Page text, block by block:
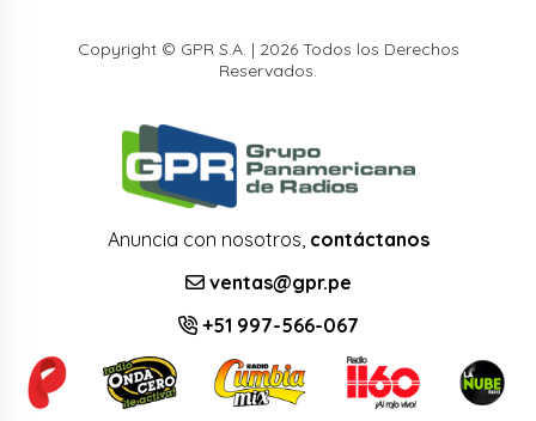
Copyright © GPR S.A. | 2026 Todos los Derechos
Reservados.
Anuncia con nosotros, contáctanos
ventas@gpr.pe
+51 997-566-067